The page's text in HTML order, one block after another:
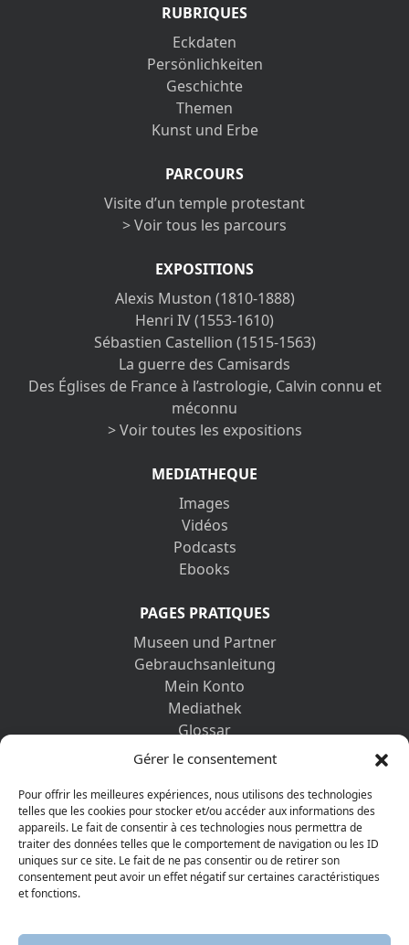
Gérer le consentement
Pour offrir les meilleures expériences, nous utilisons des technologies
telles que les cookies pour stocker et/ou accéder aux informations des
appareils. Le fait de consentir à ces technologies nous permettra de
traiter des données telles que le comportement de navigation ou les ID
uniques sur ce site. Le fait de ne pas consentir ou de retirer son
consentement peut avoir un effet négatif sur certaines caractéristiques
et fonctions.
RUBRIQUES
Eckdaten
Persönlichkeiten
Geschichte
Themen
Kunst und Erbe
PARCOURS
Visite d’un temple protestant
> Voir tous les parcours
EXPOSITIONS
Alexis Muston (1810-1888)
Henri IV (1553-1610)
Sébastien Castellion (1515-1563)
La guerre des Camisards
Des Églises de France à l’astrologie, Calvin connu et
méconnu
> Voir toutes les expositions
MEDIATHEQUE
Images
Vidéos
Podcasts
Ebooks
PAGES PRATIQUES
Museen und Partner
Gebrauchsanleitung
Mein Konto
Mediathek
Glossar
Kontaktformular
Datenschutz-Bestimmungen
ENTDECKEN SIE AUCH